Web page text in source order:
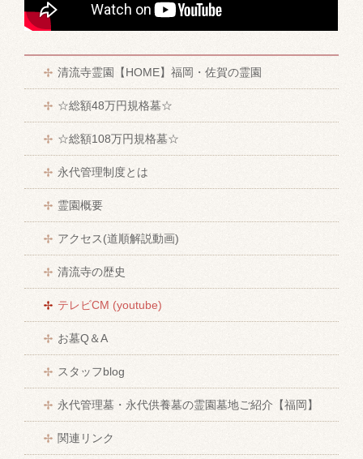
清流寺霊園【HOME】福岡・佐賀の霊園
☆総額48万円規格墓☆
☆総額108万円規格墓☆
永代管理制度とは
霊園概要
アクセス(道順解説動画)
清流寺の歴史
テレビCM (youtube)
お墓Q＆A
スタッフblog
永代管理墓・永代供養墓の霊園墓地ご紹介【福岡】
関連リンク